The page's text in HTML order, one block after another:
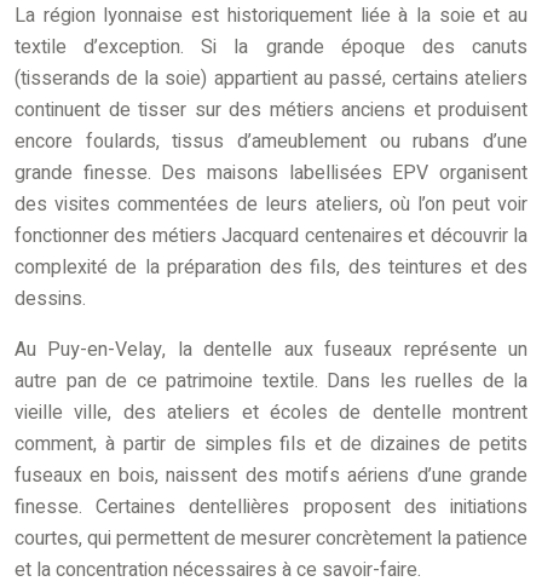
La région lyonnaise est historiquement liée à la soie et au
textile d’exception. Si la grande époque des canuts
(tisserands de la soie) appartient au passé, certains ateliers
continuent de tisser sur des métiers anciens et produisent
encore foulards, tissus d’ameublement ou rubans d’une
grande finesse. Des maisons labellisées EPV organisent
des visites commentées de leurs ateliers, où l’on peut voir
fonctionner des métiers Jacquard centenaires et découvrir la
complexité de la préparation des fils, des teintures et des
dessins.
Au Puy-en-Velay, la dentelle aux fuseaux représente un
autre pan de ce patrimoine textile. Dans les ruelles de la
vieille ville, des ateliers et écoles de dentelle montrent
comment, à partir de simples fils et de dizaines de petits
fuseaux en bois, naissent des motifs aériens d’une grande
finesse. Certaines dentellières proposent des initiations
courtes, qui permettent de mesurer concrètement la patience
et la concentration nécessaires à ce savoir-faire.